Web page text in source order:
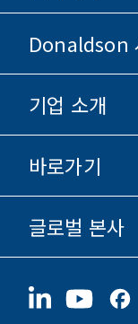
Donaldson
Donaldson 생명
Donaldson 쇼
기업 소개
기업 정보
윤리 및 준법 경
채용 정보
바로가기
투자자 정보
협력업체
지속가능성
글로벌 본사
1400 W